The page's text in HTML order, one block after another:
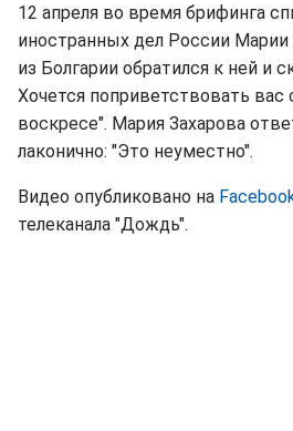
12 апреля во время брифинга
иностранных дел России Марии
из Болгарии обратился к ней и
Хочется поприветствовать вас
воскресе". Мария Захарова
лаконично: "Это неуместно".
Видео опубликовано на
телеканала "Дождь".